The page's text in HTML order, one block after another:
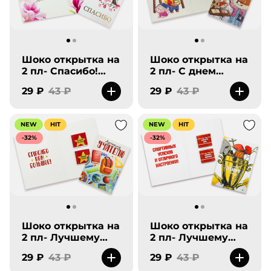
Шоко открытка на
2 пл- Спасибо!
настроения и
29 ₽ 43 ₽
Шоко открытка на
2 пл- С днем
знаний. Здоровья,
Удачи!
29 ₽ 43 ₽
NEW
HIT
-32%
Шоко открытка на
2 пл- Лучшему
учителю. Спасибо
вам большое.
29 ₽ 43 ₽
NEW
HIT
-32%
Шоко открытка на
2 пл- Лучшему
тренеру в мире.
Спортивных
29 ₽ 43 ₽